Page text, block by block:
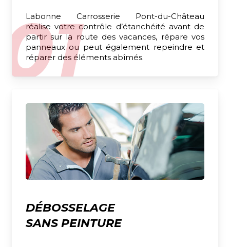
Labonne Carrosserie Pont-du-Château
réalise votre contrôle d’étanchéité avant de
partir sur la route des vacances, répare vos
panneaux ou peut également repeindre et
réparer des éléments abîmés.
DÉBOSSELAGE
SANS PEINTURE